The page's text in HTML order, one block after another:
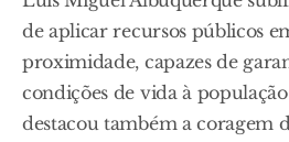
de aplicar recursos públicos
proximidade, capazes de
condições de vida à
destacou também a coragem